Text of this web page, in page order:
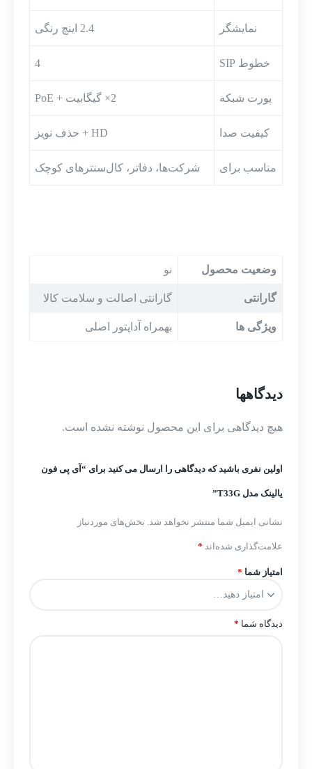
نمایشگر 2.4 اینچ رنگی
خطوط SIP 4
پورت شبکه 2× گیگابیت + PoE
کیفیت صدا HD + حذف نویز
مناسب برای شرکت‌ها، دفاتر، کال‌سنترهای کوچک
وضعیت محصول نو
گارانتی گارانتی اصالت و سلامت کالا
ویژگی ها بهمراه آداپتور اصلی
دیدگاهها
هیچ دیدگاهی برای این محصول نوشته نشده است.
اولین نفری باشید که دیدگاهی را ارسال می کنید برای “آی پی فون
یالینک مدل T33G”
نشانی ایمیل شما منتشر نخواهد شد. بخش‌های موردنیاز
علامت‌گذاری شده‌اند *
امتیاز شما *
دیدگاه شما *